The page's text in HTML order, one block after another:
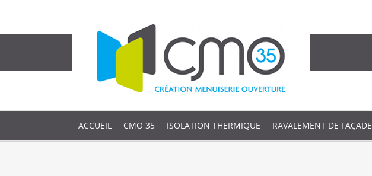
ACCUEIL CMO 35 ISOLATION THERMIQUE RAVALEMENT DE FAÇADE